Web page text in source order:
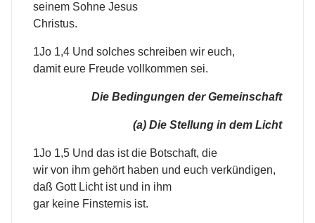
seinem Sohne Jesus
Christus.
1Jo 1,4 Und solches schreiben wir euch,
damit eure Freude vollkommen sei.
Die Bedingungen der Gemeinschaft
(a) Die Stellung in dem Licht
1Jo 1,5 Und das ist die Botschaft, die
wir von ihm gehört haben und euch verkündigen,
daß Gott Licht ist und in ihm
gar keine Finsternis ist.